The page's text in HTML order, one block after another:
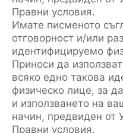
Правни условия.
Имате писменото
отговорност и/или
идентифицируемо
Приноси да
всяко едно такова
физическо лице, за
и използването на
начин, предвиден от
Правни условия.